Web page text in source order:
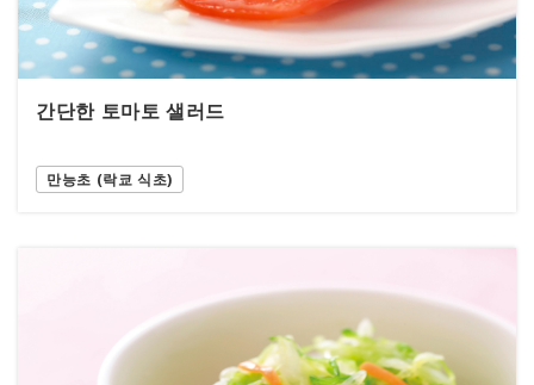
간단한 토마토 샐러드
만능초 (락쿄 식초)